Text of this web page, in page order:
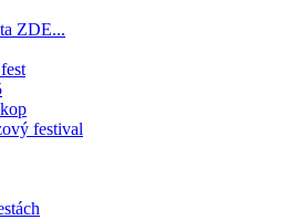
ZDE...
festival